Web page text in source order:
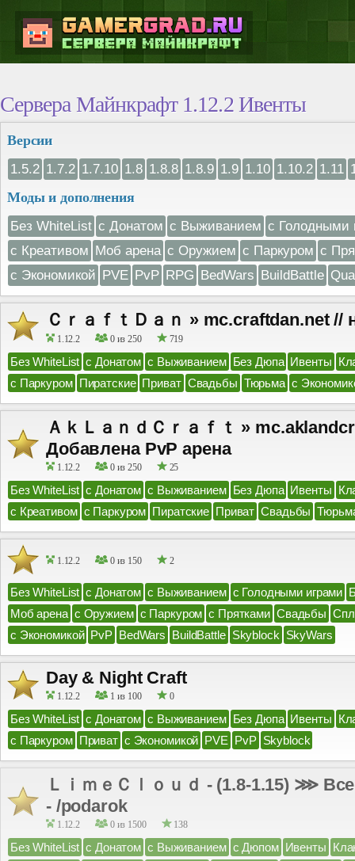
Сервера Майнкрафт 1.12.2 Ивенты
Версии
1.5.2 1.7.2 1.7.10 1.8 1.8.8 1.8.9 1.9 1.10 1.10.2 1.11
Моды и дополнения
Без WhiteList с Донатом с Выживанием с Голодными
с Креативом Моб арена с Оружием с Паркуром с
с Экономикой PVE PvP RPG BedWars BuildBattle
ＣｒａｆｔＤａｎ » mc.craftdan.net //
1.12.2 0 из 250 719
Без WhiteList с Донатом с Выживанием Без Дюпа Ивенты
с Паркуром Пиратские Приват Свадьбы Тюрьма с
ＡｋＬａｎｄＣｒａｆｔ »
Добавлена PvP арена
1.12.2 0 из 250 25
Без WhiteList с Донатом с Выживанием Без Дюпа Ивенты
с Креативом с Паркуром Пиратские Приват Свадьбы
1.12.2 0 из 150 2
Без WhiteList с Донатом с Выживанием с Голодными играми
Моб арена с Оружием с Паркуром с Прятками Свадьбы
с Экономикой PvP BedWars BuildBattle Skyblock SkyWars
Day & Night Craft
1.12.2 1 из 100 0
Без WhiteList с Донатом с Выживанием Без Дюпа Ивенты
с Паркуром Приват с Экономикой PVE PvP Skyblock
ＬｉｍｅＣｌｏｕｄ - (1.8-1.15) ⋙
- /podarok
1.12.2 0 из 1500 138
Без WhiteList с Донатом с Выживанием с Дюпом Ивенты